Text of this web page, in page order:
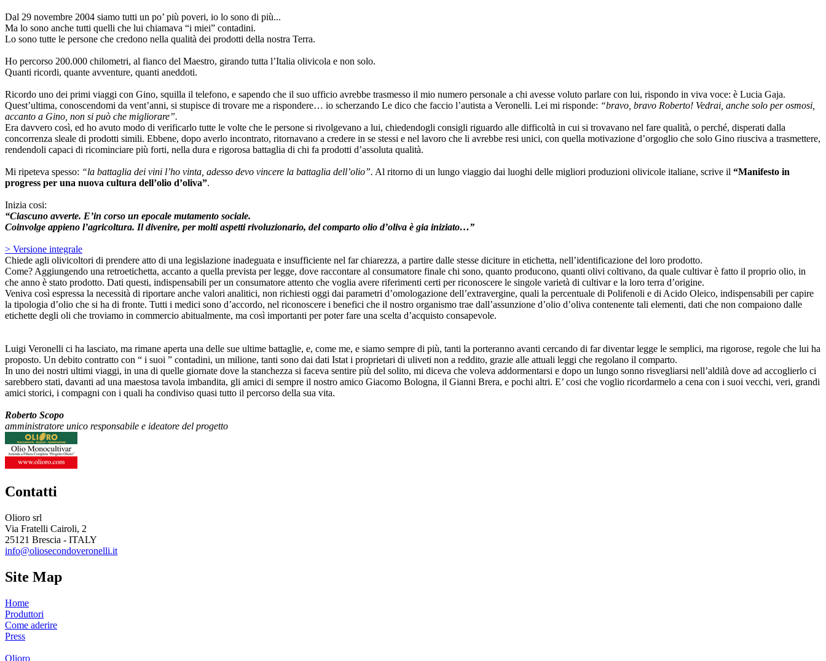
Dal 29 novembre 2004 siamo tutti un po’ più poveri, io lo sono di più...
Ma lo sono anche tutti quelli che lui chiamava “i miei” contadini.
Lo sono tutte le persone che credono nella qualità dei prodotti della nostra Terra.
Ho percorso 200.000 chilometri, al fianco del Maestro, girando tutta l’Italia olivicola e non solo.
Quanti ricordi, quante avventure, quanti aneddoti.
Ricordo uno dei primi viaggi con Gino, squilla il telefono, e sapendo che il suo ufficio avrebbe trasmesso il mio numero personale a chi avesse voluto parlare con lui, rispondo in viva voce: è Lucia Gaja.
Quest’ultima, conoscendomi da vent’anni, si stupisce di trovare me a rispondere… io scherzando Le dico che faccio l’autista a Veronelli. Lei mi risponde: “bravo, bravo Roberto! Vedrai, anche solo per osmosi,
accanto a Gino, non si può che migliorare”.
Era davvero così, ed ho avuto modo di verificarlo tutte le volte che le persone si rivolgevano a lui, chiedendogli consigli riguardo alle difficoltà in cui si trovavano nel fare qualità, o perché, disperati dalla
concorrenza sleale di prodotti simili. Ebbene, dopo averlo incontrato, ritornavano a credere in se stessi e nel lavoro che li avrebbe resi unici, con quella motivazione d’orgoglio che solo Gino riusciva a trasmettere,
rendendoli capaci di ricominciare più forti, nella dura e rigorosa battaglia di chi fa prodotti d’assoluta qualità.
Mi ripeteva spesso: “la battaglia dei vini l’ho vinta, adesso devo vincere la battaglia dell’olio”. Al ritorno di un lungo viaggio dai luoghi delle migliori produzioni olivicole italiane, scrive il “Manifesto in
progress per una nuova cultura dell’olio d’oliva”.
Inizia cosi:
“Ciascuno avverte. E’in corso un epocale mutamento sociale.
Coinvolge appieno l’agricoltura. Il divenire, per molti aspetti rivoluzionario, del comparto olio d’oliva è gia iniziato…”
> Versione integrale
Chiede agli olivicoltori di prendere atto di una legislazione inadeguata e insufficiente nel far chiarezza, a partire dalle stesse diciture in etichetta, nell’identificazione del loro prodotto.
Come? Aggiungendo una retroetichetta, accanto a quella prevista per legge, dove raccontare al consumatore finale chi sono, quanto producono, quanti olivi coltivano, da quale cultivar è fatto il proprio olio, in
che anno è stato prodotto. Dati questi, indispensabili per un consumatore attento che voglia avere riferimenti certi per riconoscere le singole varietà di cultivar e la loro terra d’origine.
Veniva così espressa la necessità di riportare anche valori analitici, non richiesti oggi dai parametri d’omologazione dell’extravergine, quali la percentuale di Polifenoli e di Acido Oleico, indispensabili per capire
la tipologia d’olio che si ha di fronte. Tutti i medici sono d’accordo, nel riconoscere i benefici che il nostro organismo trae dall’assunzione d’olio d’oliva contenente tali elementi, dati che non compaiono dalle
etichette degli oli che troviamo in commercio abitualmente, ma così importanti per poter fare una scelta d’acquisto consapevole.
Luigi Veronelli ci ha lasciato, ma rimane aperta una delle sue ultime battaglie, e, come me, e siamo sempre di più, tanti la porteranno avanti cercando di far diventar legge le semplici, ma rigorose, regole che lui ha
proposto. Un debito contratto con “ i suoi ” contadini, un milione, tanti sono dai dati Istat i proprietari di uliveti non a reddito, grazie alle attuali leggi che regolano il comparto.
In uno dei nostri ultimi viaggi, in una di quelle giornate dove la stanchezza si faceva sentire più del solito, mi diceva che voleva addormentarsi e dopo un lungo sonno risvegliarsi nell’aldilà dove ad accoglierlo ci
sarebbero stati, davanti ad una maestosa tavola imbandita, gli amici di sempre il nostro amico Giacomo Bologna, il Gianni Brera, e pochi altri. E’ cosi che voglio ricordarmelo a cena con i suoi vecchi, veri, grandi
amici storici, i compagni con i quali ha condiviso quasi tutto il percorso della sua vita.
Roberto Scopo
amministratore unico responsabile e ideatore del progetto
Contatti
Olioro srl
Via Fratelli Cairoli, 2
25121 Brescia - ITALY
info@oliosecondoveronelli.it
Site Map
Home
Produttori
Come aderire
Press
Olioro